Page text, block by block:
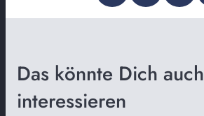
Das könnte Dich auch
interessieren